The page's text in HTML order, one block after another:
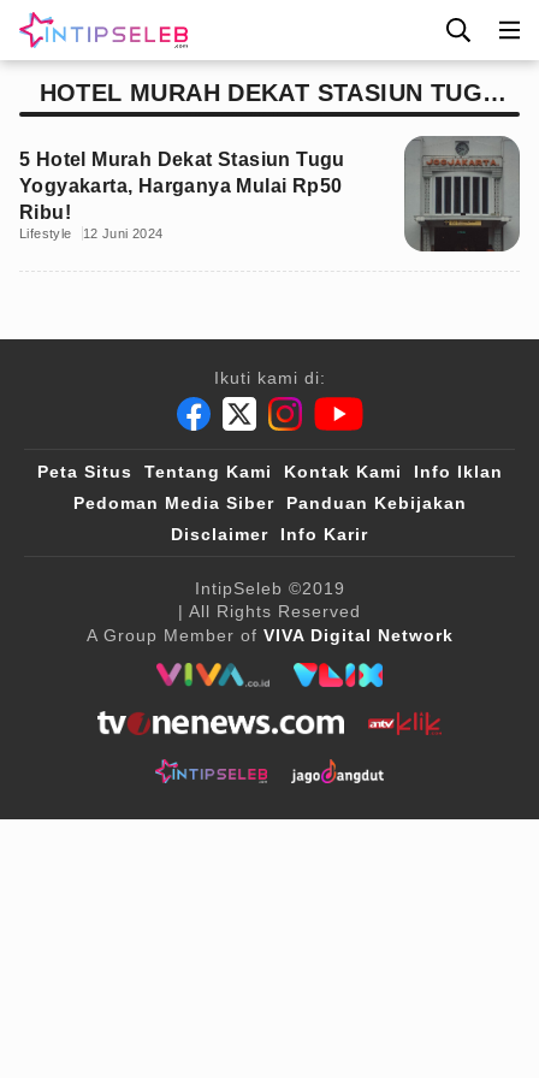
HOTEL MURAH DEKAT STASIUN TUGU
YOGYAKARTA
5 Hotel Murah Dekat Stasiun Tugu
Yogyakarta, Harganya Mulai Rp50
Ribu!
Lifestyle 12 Juni 2024
Ikuti kami di:
Peta Situs Tentang Kami Kontak Kami
Info Iklan
Pedoman Media Siber
Panduan Kebijakan
Disclaimer
Info Karir
IntipSeleb ©2019
| All Rights Reserved
A Group Member of VIVA Digital Network